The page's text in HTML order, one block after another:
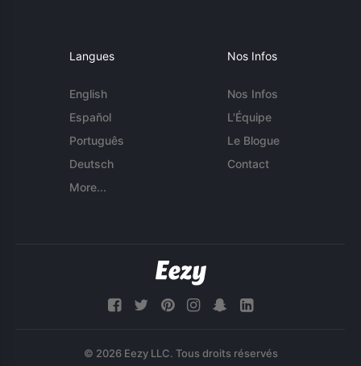
Langues
English
Español
Português
Deutsch
More...
Nos Infos
Nos Infos
L'Équipe
Le Blogue
Contact
© 2026 Eezy LLC. Tous droits réservés